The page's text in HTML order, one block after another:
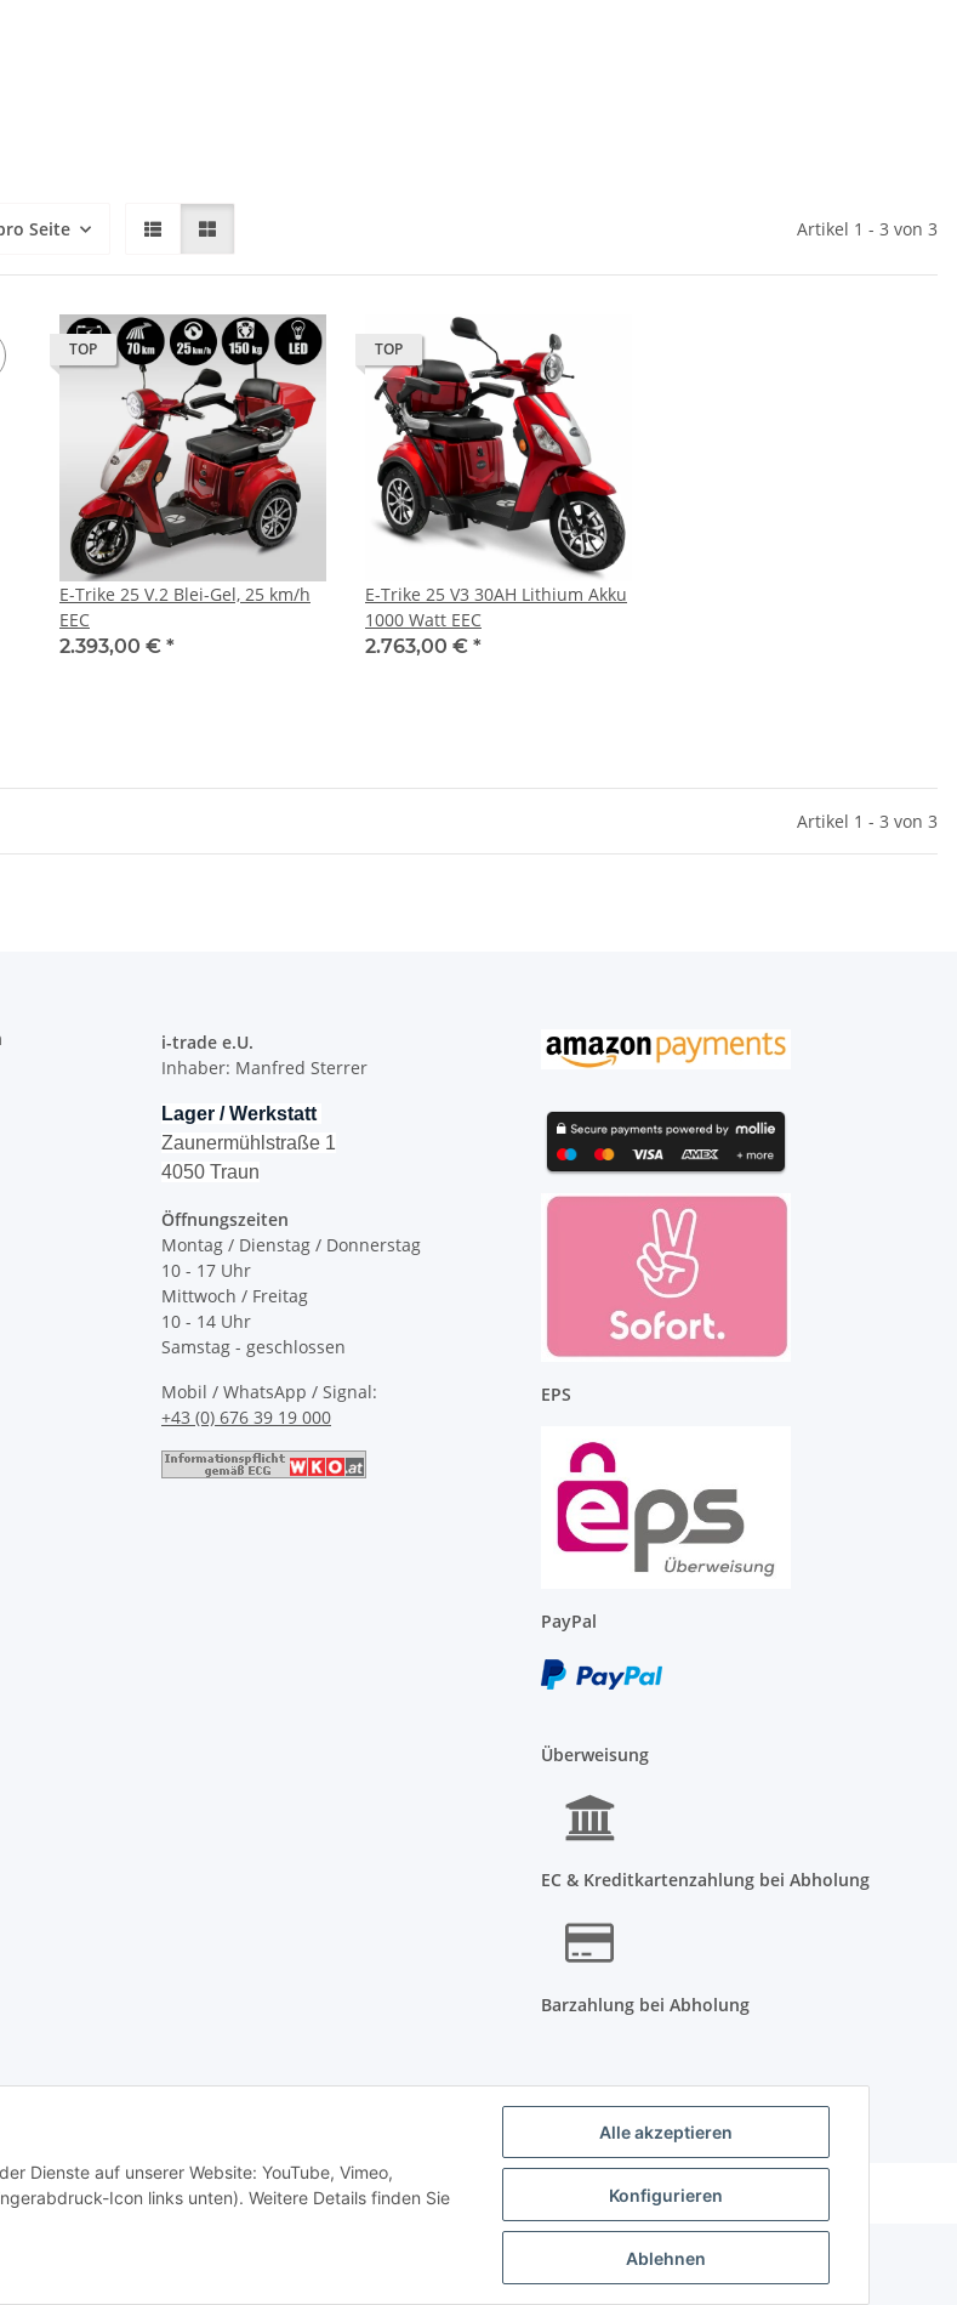
Alle akzeptieren
Konfigurieren
Ablehnen
Dienste auf unserer Website: YouTube, Vimeo,
Icon links unten). Weitere Details finden Sie
Seite Artikel 1 - 3 von 3
TOP
E-Trike 25 V.2 Blei-Gel, 25 km/h
EEC
2.393,00 € *
TOP
E-Trike 25 V3 30AH Lithium Akku
1000 Watt EEC
2.763,00 € *
Artikel 1 - 3 von 3
i-trade e.U.
Inhaber: Manfred Sterrer
Lager / Werkstatt
Zaunermühlstraße 1
4050 Traun
Öffnungszeiten
Montag / Dienstag / Donnerstag
10 - 17 Uhr
Mittwoch / Freitag
10 - 14 Uhr
Samstag - geschlossen
Mobil / WhatsApp / Signal:
+43 (0) 676 39 19 000
EPS
PayPal
Überweisung
EC & Kreditkartenzahlung bei Abholung
Barzahlung bei Abholung
Eingetragener Versandhandel Powered by